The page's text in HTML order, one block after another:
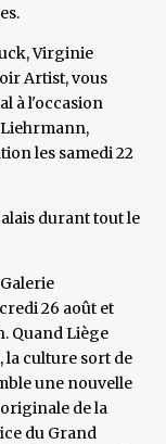
Virginie
Artist, vous
à l'occasion
les samedi 22
durant tout le
26 août et
Quand Liège
la culture sort de
une nouvelle
de la
du Grand